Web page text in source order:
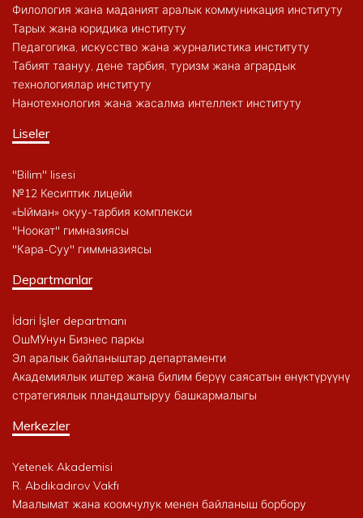
Филология жана маданият аралык коммуникация институту
Тарых жана юридика институту
Педагогика, искусство жана журналистика институту
Табият таануу, дене тарбия, туризм жана агрардык
технологиялар институту
Нанотехнология жана жасалма интеллект институту
Liseler
"Bilim" lisesi
№12 Кесиптик лицейи
«Ыйман» окуу-тарбия комплекси
"Ноокат" гимназиясы
"Кара-Суу" гиммназиясы
Departmanlar
İdari İşler departmanı
ОшМУнун Бизнес паркы
Эл аралык байланыштар департаменти
Академиялык иштер жана билим берүү саясатын өнүктүрүүнү
стратегиялык пландаштыруу башкармалыгы
Merkezler
Yetenek Akademisi
R. Abdıkadırov Vakfı
Маалымат жана коомчулук менен байланыш борбору